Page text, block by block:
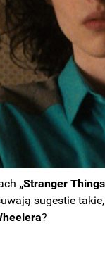
„Stranger
sugestie
?